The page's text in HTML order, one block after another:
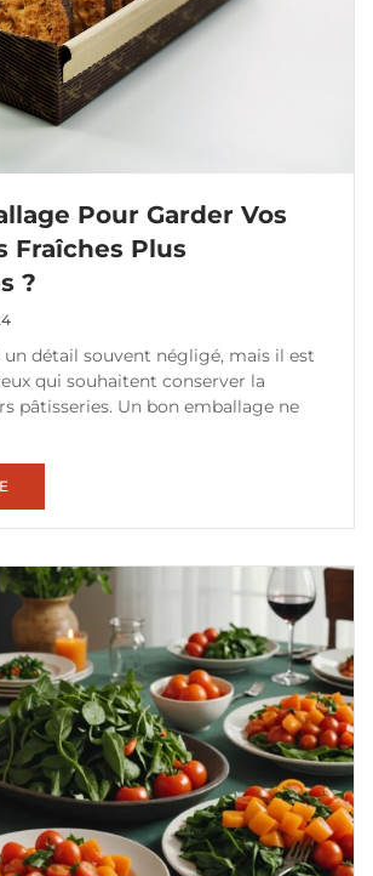
Pour Garder Vos
Fraîches Plus
?
un détail souvent négligé, mais il est
qui souhaitent conserver la
pâtisseries. Un bon emballage ne